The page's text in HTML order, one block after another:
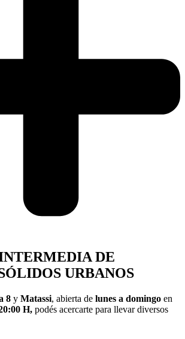
DE
URBANOS
8 y Matassi, abierta de lunes a domingo en
H, podés acercarte para llevar diversos